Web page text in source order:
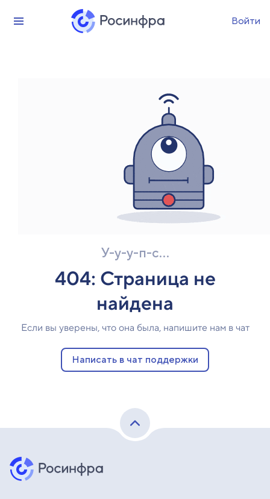
Войти
У-у-у-п-с...
404: Страница не
найдена
Если вы уверены, что она была, напишите нам в чат
Написать в чат поддержки